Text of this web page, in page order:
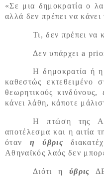
«Σε μια δημοκρατία ο
αλλά δεν πρέπει να κάνει
Τι, δεν πρέπει να
Δεν υπάρχει a
Η δημοκρατία ή η
καθεστώς εκτεθειμένο
θεωρητικούς
κάνει λάθη, κάποτε
Η πτώση της
αποτέλεσμα και η αιτία
όταν η ύβρις
Αθηναϊκός λαός δεν
Διότι η ύβρις